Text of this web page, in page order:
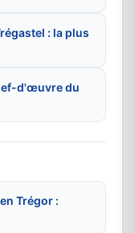
: la plus
d'œuvre du
Trégor :